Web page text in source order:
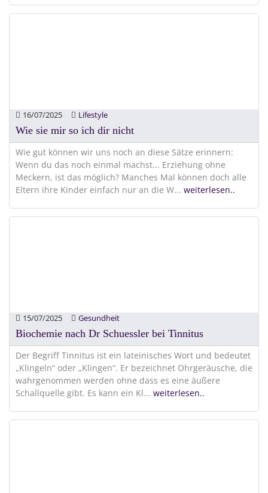
16/07/2025 Lifestyle
Wie sie mir so ich dir nicht
Wie gut können wir uns noch an diese Sätze erinnern:
Wenn du das noch einmal machst... Erziehung ohne
Meckern, ist das möglich? Manches Mal können doch alle
Eltern ihre Kinder einfach nur an die W... weiterlesen..
15/07/2025 Gesundheit
Biochemie nach Dr Schuessler bei Tinnitus
Der Begriff Tinnitus ist ein lateinisches Wort und bedeutet
„Klingeln“ oder „Klingen“. Er bezeichnet Ohrgeräusche, die
wahrgenommen werden ohne dass es eine äußere
Schallquelle gibt. Es kann ein Kl... weiterlesen..